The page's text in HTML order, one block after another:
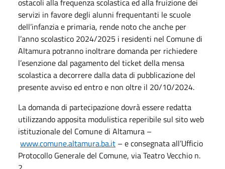
servizi in favore degli alunni frequentanti le scuole
dell’infanzia e primaria, rende noto che anche per
l’anno scolastico 2024/2025 i residenti nel Comune di
Altamura potranno inoltrare domanda per richiedere
l’esenzione dal pagamento del ticket della mensa
scolastica a decorrere dalla data di pubblicazione del
presente avviso ed entro e non oltre il 20/10/2024.
La domanda di partecipazione dovrà essere redatta
utilizzando apposita modulistica reperibile sul sito web
istituzionale del Comune di Altamura –
www.comune.altamura.ba.it – e consegnata all’Ufficio
Protocollo Generale del Comune, via Teatro Vecchio n.